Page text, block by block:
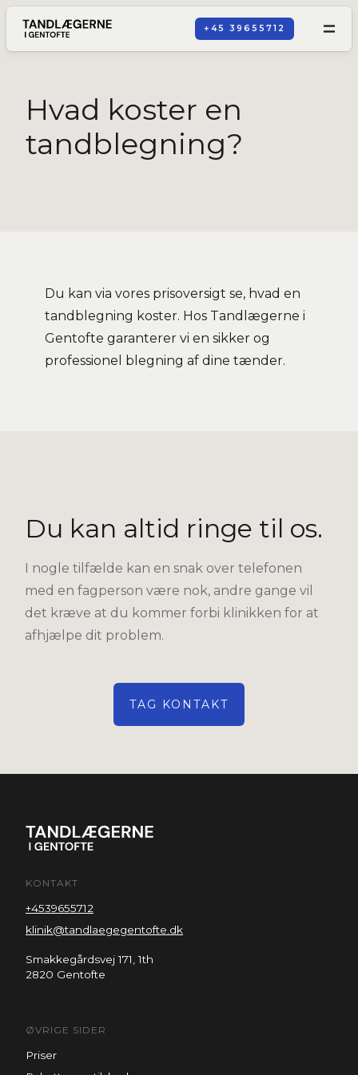
+45 39655712
Hvad koster en
tandblegning?
Du kan via vores prisoversigt se, hvad en
tandblegning koster. Hos Tandlægerne i
Gentofte garanterer vi en sikker og
professionel blegning af dine tænder.
Du kan altid ringe til os.
I nogle tilfælde kan en snak over telefonen
med en fagperson være nok, andre gange vil
det kræve at du kommer forbi klinikken for at
afhjælpe dit problem.
TAG KONTAKT
KONTAKT
+4539655712
klinik@tandlaegegentofte.dk
Smakkegårdsvej 171, 1th
2820 Gentofte
ØVRIGE SIDER
Priser